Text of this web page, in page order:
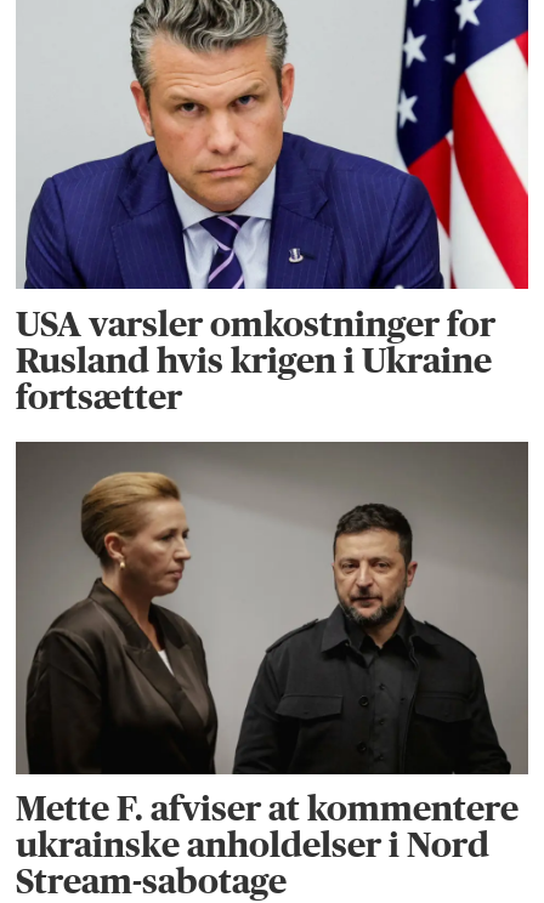
USA varsler omkostninger for
Rusland hvis krigen i Ukraine
fortsætter
Mette F. afviser at kommentere
ukrainske anholdelser i Nord
Stream-sabotage